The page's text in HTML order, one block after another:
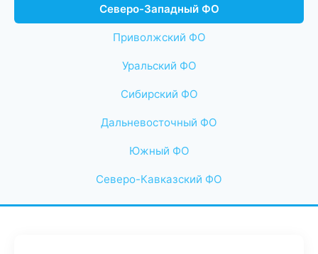
Северо-Западный ФО
Приволжский ФО
Уральский ФО
Сибирский ФО
Дальневосточный ФО
Южный ФО
Северо-Кавказский ФО